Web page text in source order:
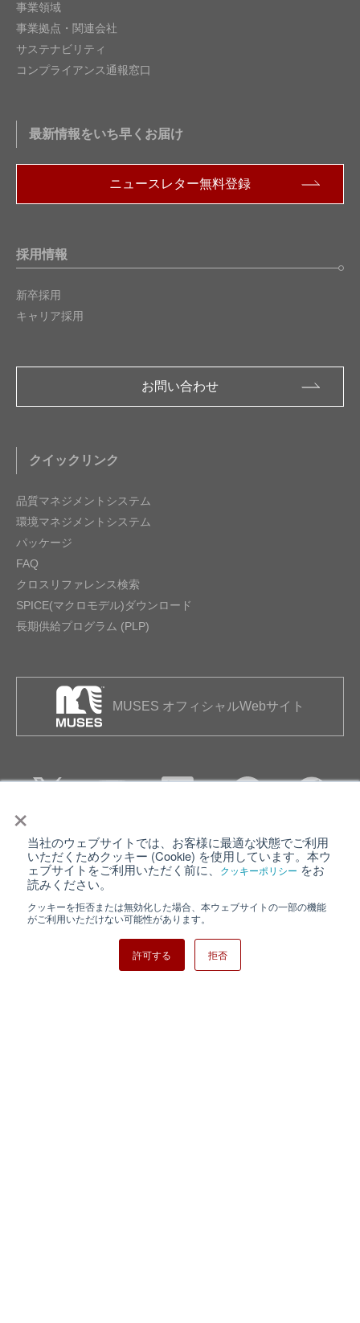
×
当社のウェブサイトでは、お客様に最適な状態でご利用
いただくためクッキー (Cookie) を使用しています。本ウ
ェブサイトをご利用いただく前に、
クッキーポリシー をお
読みください。
クッキーを拒否または無効化した場合、本ウェブサイトの一部の機能
がご利用いただけない可能性があります。
許可する 拒否
事業領域
事業拠点・関連会社
サステナビリティ
コンプライアンス通報窓口
最新情報をいち早くお届け
ニュースレター無料登録
採用情報
新卒採用
キャリア採用
お問い合わせ
クイックリンク
品質マネジメントシステム
環境マネジメントシステム
パッケージ
FAQ
クロスリファレンス検索
SPICE(マクロモデル)ダウンロード
長期供給プログラム (PLP)
MUSES オフィシャルWebサイト
個人情報保護について ウェブサイト利用規約
クッキーポリシー
日清紡ホールディングス
Copyright ⓒ Nisshinbo Micro Devices Inc. All Rights Reserved.